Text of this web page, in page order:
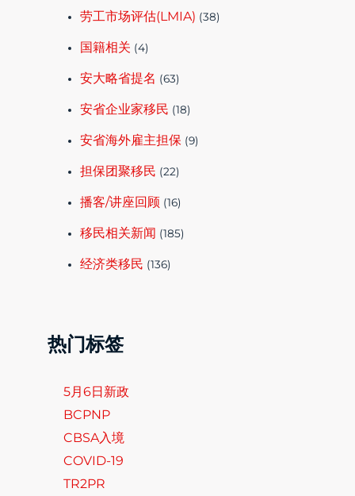
劳工市场评估(LMIA) (38)
国籍相关 (4)
安大略省提名 (63)
安省企业家移民 (18)
安省海外雇主担保 (9)
担保团聚移民 (22)
播客/讲座回顾 (16)
移民相关新闻 (185)
经济类移民 (136)
热门标签
5月6日新政
BCPNP
CBSA入境
COVID-19
TR2PR